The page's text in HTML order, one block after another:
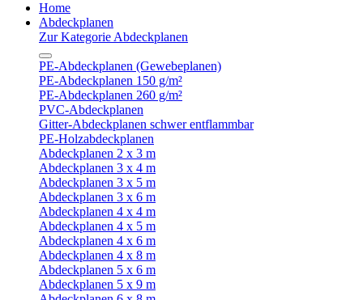
Home
Abdeckplanen
Zur Kategorie Abdeckplanen
PE-Abdeckplanen (Gewebeplanen)
PE-Abdeckplanen 150 g/m²
PE-Abdeckplanen 260 g/m²
PVC-Abdeckplanen
Gitter-Abdeckplanen schwer entflammbar
PE-Holzabdeckplanen
Abdeckplanen 2 x 3 m
Abdeckplanen 3 x 4 m
Abdeckplanen 3 x 5 m
Abdeckplanen 3 x 6 m
Abdeckplanen 4 x 4 m
Abdeckplanen 4 x 5 m
Abdeckplanen 4 x 6 m
Abdeckplanen 4 x 8 m
Abdeckplanen 5 x 6 m
Abdeckplanen 5 x 9 m